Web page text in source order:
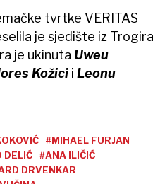
tvrtke VERITAS
je sjedište iz Trogira
je ukinuta Uweu
Kožici i Leonu
#MIHAEL FURJAN
DELIĆ
#ANA ILIČIĆ
DRVENKAR